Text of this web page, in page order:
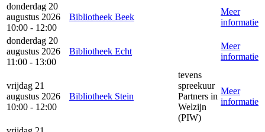
donderdag 20
augustus 2026
10:00 - 12:00
Bibliotheek Beek
Meer
informatie
donderdag 20
augustus 2026
11:00 - 13:00
Bibliotheek Echt
Meer
informatie
vrijdag 21
augustus 2026
10:00 - 12:00
Bibliotheek Stein
tevens
spreekuur
Partners in
Welzijn
(PIW)
Meer
informatie